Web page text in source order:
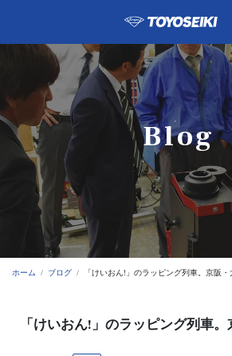
Blog
ホーム ブログ 「けいおん!」のラッピング列車。京阪・
「けいおん!」のラッピング列車